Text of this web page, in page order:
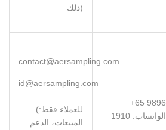
ذلك)
contact@aersampling.com
id@aersampling.com
(للعملاء فقط:
المبيعات، الدعم
+65 9896
1910 :الواتساب